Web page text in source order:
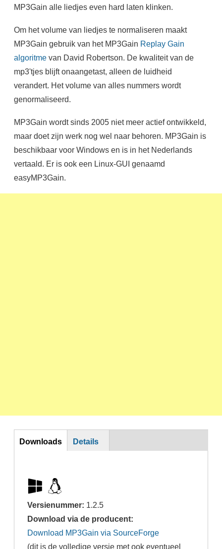
MP3Gain alle liedjes even hard laten klinken.
Om het volume van liedjes te normaliseren maakt
MP3Gain gebruik van het MP3Gain Replay Gain
algoritmevan David Robertson. De kwaliteit van de
mp3'tjes blijft onaangetast, alleen de luidheid
verandert. Het volume van alles nummers wordt
genormaliseerd.
MP3Gain wordt sinds 2005 niet meer actief ontwikkeld,
maar doet zijn werk nog wel naar behoren. MP3Gain is
beschikbaar voor Windows en is in het Nederlands
vertaald. Er is ook een Linux-GUI genaamd
easyMP3Gain.
DL
Downloads Details
Versienummer: 1.2.5
Download via de producent:
Download MP3Gain via SourceForge
(dit is de volledige versie met ook eventueel